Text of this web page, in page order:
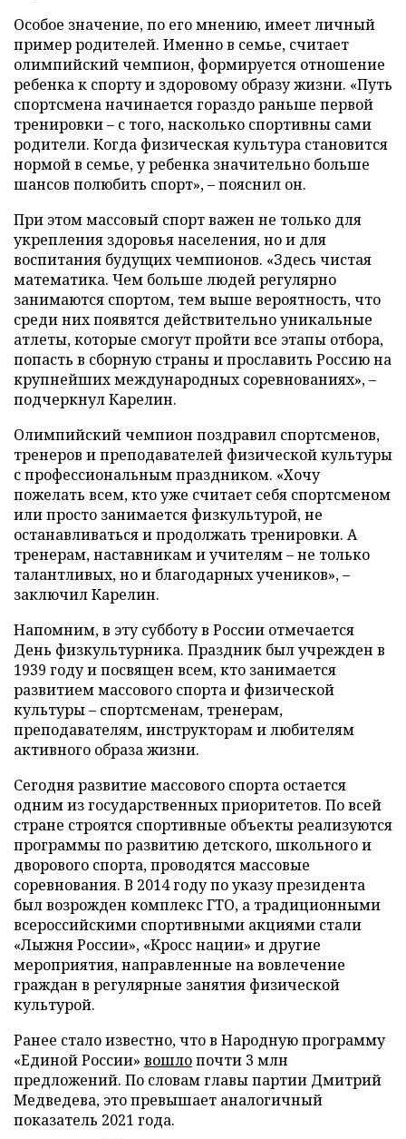
Особое значение, по его мнению, имеет личный
пример родителей. Именно в семье, считает
олимпийский чемпион, формируется отношение
ребенка к спорту и здоровому образу жизни. «Путь
спортсмена начинается гораздо раньше первой
тренировки – с того, насколько спортивны сами
родители. Когда физическая культура становится
нормой в семье, у ребенка значительно больше
шансов полюбить спорт», – пояснил он.
При этом массовый спорт важен не только для
укрепления здоровья населения, но и для
воспитания будущих чемпионов. «Здесь чистая
математика. Чем больше людей регулярно
занимаются спортом, тем выше вероятность, что
среди них появятся действительно уникальные
атлеты, которые смогут пройти все этапы отбора,
попасть в сборную страны и прославить Россию на
крупнейших международных соревнованиях», –
подчеркнул Карелин.
Олимпийский чемпион поздравил спортсменов,
тренеров и преподавателей физической культуры
с профессиональным праздником. «Хочу
пожелать всем, кто уже считает себя спортсменом
или просто занимается физкультурой, не
останавливаться и продолжать тренировки. А
тренерам, наставникам и учителям – не только
талантливых, но и благодарных учеников», –
заключил Карелин.
Напомним, в эту субботу в России отмечается
День физкультурника. Праздник был учрежден в
1939 году и посвящен всем, кто занимается
развитием массового спорта и физической
культуры – спортсменам, тренерам,
преподавателям, инструкторам и любителям
активного образа жизни.
Сегодня развитие массового спорта остается
одним из государственных приоритетов. По всей
стране строятся спортивные объекты реализуются
программы по развитию детского, школьного и
дворового спорта, проводятся массовые
соревнования. В 2014 году по указу президента
был возрожден комплекс ГТО, а традиционными
всероссийскими спортивными акциями стали
«Лыжня России», «Кросс нации» и другие
мероприятия, направленные на вовлечение
граждан в регулярные занятия физической
культурой.
Ранее стало известно, что в Народную программу
«Единой России» вошлопочти 3 млн
предложений. По словам главы партии Дмитрий
Медведева, это превышает аналогичный
показатель 2021 года.